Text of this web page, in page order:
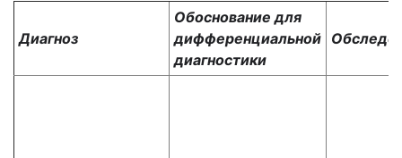
Диагноз
Обоснование для
дифференциальной
диагностики